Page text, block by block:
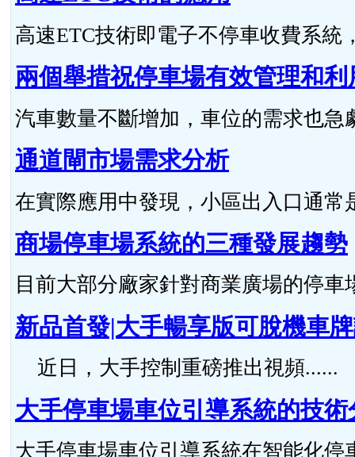
高速ETC技術即電子不停車收費系統
兩個舉措祝停車場有效管理和利
汽車數量不斷增加，車位的需求也急
通道閘市場需求分析
在實際應用中發現，小區出入口
商場停車場系統的三種發展趨勢
目前大部分廠家針對商業廣場的停車
新品首發|大手暢享版可脫機車
近日，大手控制重磅推出視頻......
大手停車場車位引導系統的技術
大手停車場車位引導系統在智能化